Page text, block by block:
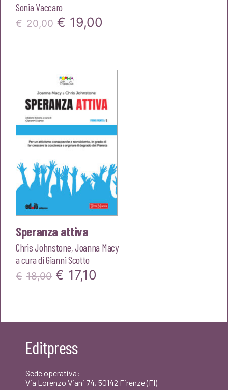
Sonia Vaccaro
€ 20,00 Il
era:
€20,00.
€ 19,00
€19,00.
Speranza attiva
Chris Johnstone,Joanna Macy
a cura diGianni Scotto
€ 18,00 Il
€18,00.
€ 17,10
Editpress
Sede operativa:
Via Lorenzo Viani 74, 50142 Firenze (FI)